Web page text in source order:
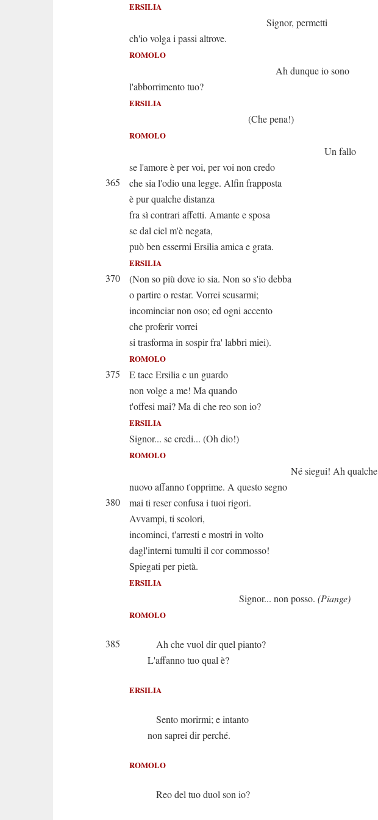
ERSILIA
Signor, permetti
ch'io volga i passi altrove.
ROMOLO
Ah dunque io sono
l'abborrimento tuo?
ERSILIA
(Che pena!)
ROMOLO
Un fallo
se l'amore è per voi, per voi non credo
365
che sia l'odio una legge. Alfin frapposta
è pur qualche distanza
fra sì contrari affetti. Amante e sposa
se dal ciel m'è negata,
può ben essermi Ersilia amica e grata.
ERSILIA
370
(Non so più dove io sia. Non so s'io debba
o partire o restar. Vorrei scusarmi;
incominciar non oso; ed ogni accento
che proferir vorrei
si trasforma in sospir fra' labbri miei).
ROMOLO
375
E tace Ersilia e un guardo
non volge a me! Ma quando
t'offesi mai? Ma di che reo son io?
ERSILIA
Signor... se credi... (Oh dio!)
ROMOLO
Né siegui! Ah qualche
nuovo affanno t'opprime. A questo segno
380
mai ti reser confusa i tuoi rigori.
Avvampi, ti scolori,
incominci, t'arresti e mostri in volto
dagl'interni tumulti il cor commosso!
Spiegati per pietà.
ERSILIA
Signor... non posso. (Piange)
ROMOLO
385
Ah che vuol dir quel pianto?
L'affanno tuo qual è?
ERSILIA
Sento morirmi; e intanto
non saprei dir perché.
ROMOLO
Reo del tuo duol son io?